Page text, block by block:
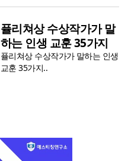
퓰리쳐상 수상작가가 말
하는 인생 교훈 35가지
퓰리쳐상 수상작가가 말하는 인생
교훈 35가지..